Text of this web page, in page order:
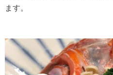
ます。